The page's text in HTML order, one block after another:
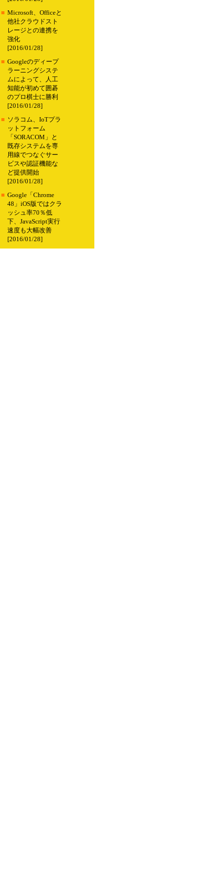
■ Microsoft、Officeと
他社クラウドスト
レージとの連携を
強化
[2016/01/28]
■ Googleのディープ
ラーニングシステ
ムによって、人工
知能が初めて囲碁
のプロ棋士に勝利
[2016/01/28]
■ ソラコム、IoTプラ
ットフォーム
「SORACOM」と
既存システムを専
用線でつなぐサー
ビスや認証機能な
ど提供開始
[2016/01/28]
■ Google「Chrome
48」iOS版ではクラ
ッシュ率70％低
下、JavaScript実行
速度も大幅改善
[2016/01/28]